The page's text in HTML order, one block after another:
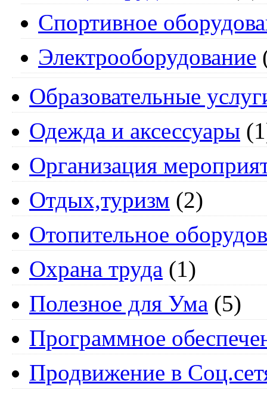
Спортивное
Электрооборудование
Образовательные
Одежда и аксессуары
Организация
Отдых,туризм (2)
Отопительное
Охрана труда (1)
Полезное для Ума (5)
Программное
Продвижение в